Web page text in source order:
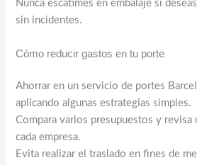
Nunca escatimes en embalaje si
sin incidentes.
Cómo reducir gastos en tu porte
Ahorrar en un servicio de portes
aplicando algunas estrategias simples.
Compara varios presupuestos y
cada empresa.
Evita realizar el traslado en fines de